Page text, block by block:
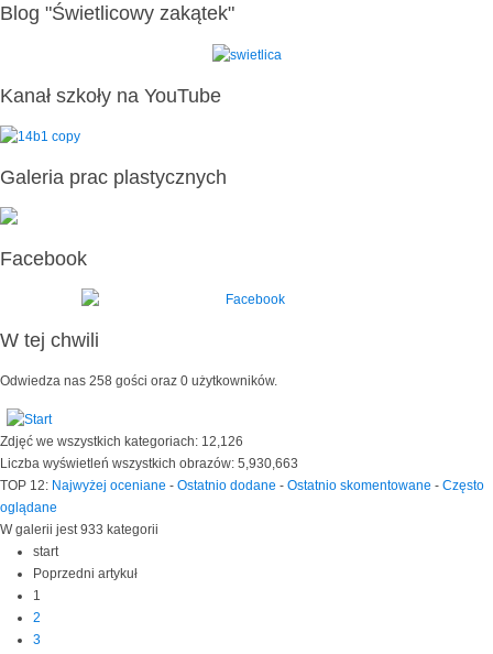
Blog "Świetlicowy zakątek"
Kanał szkoły na YouTube
Galeria prac plastycznych
Facebook
W tej chwili
Odwiedza nas 258 gości oraz 0 użytkowników.
Zdjęć we wszystkich kategoriach: 12,126
Liczba wyświetleń wszystkich obrazów: 5,930,663
TOP 12: Najwyżej oceniane - Ostatnio dodane - Ostatnio skomentowane - Często
oglądane
W galerii jest 933 kategorii
start
Poprzedni artykuł
1
2
3